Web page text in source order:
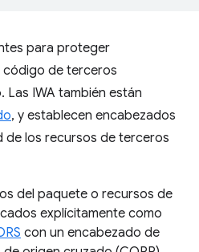
para proteger
de terceros
Las IWA también están
, y establecen encabezados
de los recursos de terceros
del paquete o recursos de
explícitamente como
con un encabezado de